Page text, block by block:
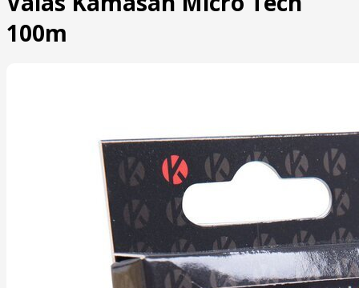
100m